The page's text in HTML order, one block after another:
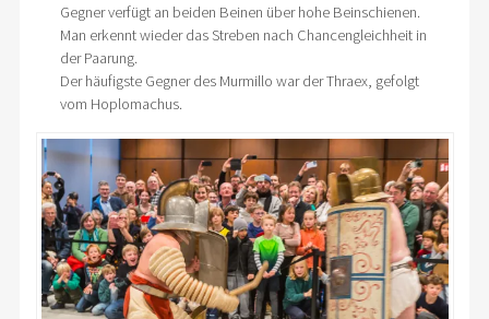
Gegner verfügt an beiden Beinen über hohe Beinschienen.
Man erkennt wieder das Streben nach Chancengleichheit in
der Paarung.
Der häufigste Gegner des Murmillo war der Thraex, gefolgt
vom Hoplomachus.